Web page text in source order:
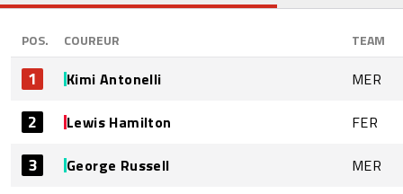
POS. COUREUR TEAM
1 Kimi Antonelli MER
2 Lewis Hamilton FER
3 George Russell MER